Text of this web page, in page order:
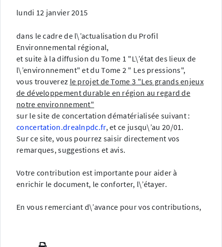
lundi 12 janvier 2015
dans le cadre de l\’actualisation du Profil
Environnemental régional,
et suite à la diffusion du Tome 1 "L\’état des lieux de
l\’environnement" et du Tome 2 " Les pressions",
vous trouverez le projet de Tome 3 "Les grands enjeux
de développement durable en région au regard de
notre environnement"
sur le site de concertation dématérialisée suivant :
concertation.drealnpdc.fr, et ce jusqu\’au 20/01.
Sur ce site, vous pourrez saisir directement vos
remarques, suggestions et avis.
Votre contribution est importante pour aider à
enrichir le document, le conforter, l\’étayer.
En vous remerciant d\’avance pour vos contributions,